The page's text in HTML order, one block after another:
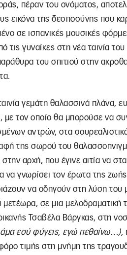
πέραν του ονόματος,
εικόνα της δεσποσύνης που
σε ισπανικές μουσικές
τις γυναίκες στη νέα ταινία
του σπιτιού στην
γεμάτη θαλασσινά πλάνα,
τον οποίο θα μπορούσε να
αντρών, στα
της σωρού του
αρχή, που έγινε αιτία να
να γνωρίσει τον έρωτα της
να οδηγούν στη λύση του
σε μια μελοδραματική
Τσαβέλα Βάργκας, στη
εσύ φύγεις, εγώ πεθαίνω…),
τιμής στη μνήμη της